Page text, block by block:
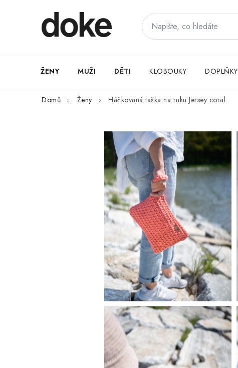
ŽENY MUŽI DĚTI KLOBOUKY DOPLŇKY
Domů Ženy Háčkovaná taška na ruku Jersey coral